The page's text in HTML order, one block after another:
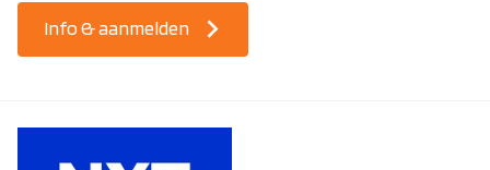
Info & aanmelden